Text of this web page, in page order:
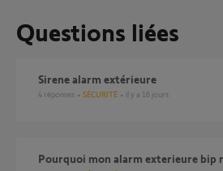
Questions liées
Sirene alarm extérieure
4 réponses SÉCURITÉ il y a 16 jours
Pourquoi mon alarm exterieure bip